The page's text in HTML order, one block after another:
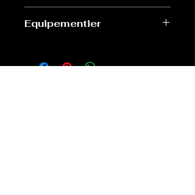
Equipementier